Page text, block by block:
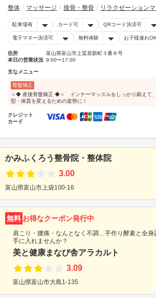
整体 マッサージ 接骨・整骨 リラクゼーション
駐車場有 カード可 QRコード決済可
電子マネー決済可 無料体験 お子様連れOK
住所
富山県富山市上冨居新町３番８号
本日の営業状況 9:00〜17:00
主なメニュー
骨盤矯正
＜◆ 産後骨盤矯正 ◆＞ インナーマッスルをしっかり鍛えて
型・体質を変えるための姿勢に！
クレジット
カード
かみふくろう整骨院・整体院
3.00
富山県富山市上袋100-16
無料 お得なクーポン発行中
肩こり・腰痛・なんとなく不調…手作り酵素と全身
手に入れませんか？
美と健康まなび舎アラカルト
3.09
富山県富山市大島1-135